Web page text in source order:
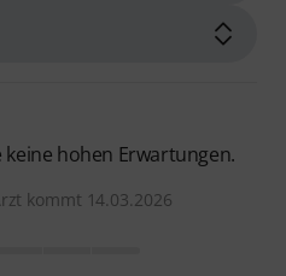
keine hohen Erwartungen.
kommt 14.03.2026